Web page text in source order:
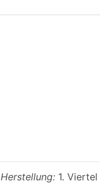
Herstellung: 1.